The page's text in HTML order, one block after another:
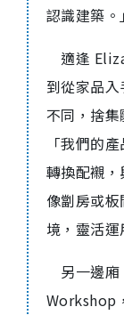
認識建築。」
適逢
到從家品
不同，捨
「我們的
轉換配襯
像劏房或
境，靈活運
另一邊
Workshop